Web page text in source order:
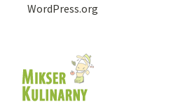
WordPress.org